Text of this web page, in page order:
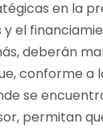
en la
y el
deberán
conforme a
se
permitan